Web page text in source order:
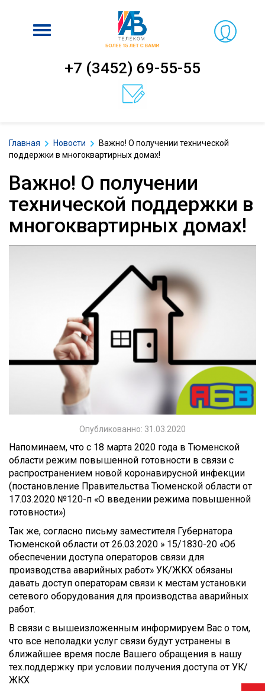
Включить
+7 (3452) 69-55-55
Главная Новости
Важно! О получении технической
поддержки в многоквартирных домах!
Важно! О получении
технической поддержки в
многоквартирных домах!
Опубликованно: 31.03.2020
Напоминаем, что с 18 марта 2020 года в Тюменской
области режим повышенной готовности в связи с
распространением новой коронавирусной инфекции
(постановление Правительства Тюменской области от
17.03.2020 №120-п «О введении режима повышенной
готовности»)
Так же, согласно письму заместителя Губернатора
Тюменской области от 26.03.2020 » 15/1830-20 «Об
обеспечении доступа операторов связи для
производства аварийных работ» УК/ЖКХ обязаны
давать доступ операторам связи к местам установки
сетевого оборудования для производства аварийных
работ.
В связи с вышеизложенным информируем Вас о том,
что все неполадки услуг связи будут устранены в
ближайшее время после Вашего обращения в нашу
тех.поддержку при условии получения доступа от УК/
ЖКХ